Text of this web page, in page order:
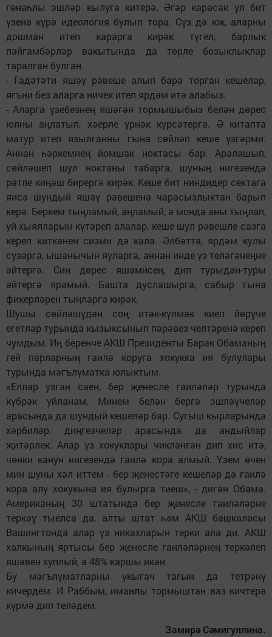
гөнаһлы эшләр кылуга китерә. Әгәр карасак ул бит
үзенә күрә идеология булып тора. Сүз дә юк, аларны
дошман итеп карарга кирәк түгел, барлык
пәйгамбәрләр вакытында да төрле бозыклыклар
таралган булган.
- Гадәтәти яшәү рәвеше алып бара торган кешеләр,
ягъни без аларга ничек итеп ярдәм итә алабыз.
- Аларга үзебезнең яшәгән тормышыбыз белән дөрес
юлны аңлатып, хәерле үрнәк күрсәтергә. Ә китапта
матур итеп язылганны гына сөйләп кеше үзгәрми.
Аннан һәркемнең йомшак ноктасы бар. Аралашып,
сөйләшеп шул ноктаны табарга, шуның нигезендә
рәтле киңәш бирергә кирәк. Кеше бит ниндидер сектага
яисә шундый яшәү рәвешенә чарасызлыктан барып
керә. Беркем тыңламый, аңламый, ә монда аны тыңлап,
уй-хыялларын күтәреп алалар, кеше шул рәвешле сазга
кереп киткәнен сизми дә кала. Әлбәттә, ярдәм кулы
сузарга, ышанычын яуларга, аннан инде үз теләгәнеңне
әйтергә. Син дөрес яшәмисең, дип турыдан-туры
әйтергә ярамый. Башта дуслашырга, сабыр гына
фикерләрен тыңларга кирәк.
Шушы сөйләшүдән соң итәк-күлмәк киеп йөрүче
егетләр турында кызыксынып пәрәвез челтәренә кереп
чумдым. Иң беренче АКШ Президенты Барак Обаманың
гей парларның гаилә коруга хокукка ия булулары
турында мәгълүматка юлыктым.
«Еллар узган саен, бер җенесле гаиләләр турында
күбрәк уйланам. Минем белән бергә эшләүчеләр
арасында да шундый кешеләр бар. Сугыш кырларында
хәрбиләр, диңгезчеләр арасында да андыйлар
җитәрлек. Алар үз хокуклары чикләнгән дип хис итә,
чөнки канун нигезендә гаилә кора алмый. Үзем өчен
мин шуны хәл иттем - бер җенестәге кешеләр дә гаилә
кора алу хокукына ия булырга тиеш», - дигән Обама.
Американың 30 штатында бер җенесле гаиләләрне
теркәү тыелса да, алты штат һәм АКШ башкаласы
Вашингтонда алар үз никахларын терки ала ди. АКШ
халкының яртысы бер җенесле гаиләләрнең теркәлеп
яшәвен хуплый, ә 48% каршы икән.
Бу мәгълүматларны укыгач тагын да тетрәнү
кичердем. И Раббым, иманлы тормыштан ваз кичтерә
күрмә дип теләдем.
Замирә Сәмигуллина.